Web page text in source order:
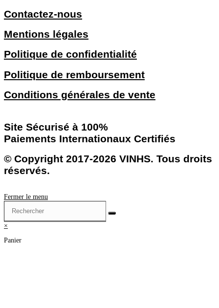
Contactez-nous
Mentions légales
Politique de confidentialité
Politique de remboursement
Conditions générales de vente
Site Sécurisé à 100%
Paiements Internationaux Certifiés
© Copyright 2017-2026 VINHS. Tous droits
réservés.
Fermer le menu
×
Panier